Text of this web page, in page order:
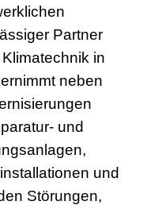
Partner
in
neben
und
und
Störungen,